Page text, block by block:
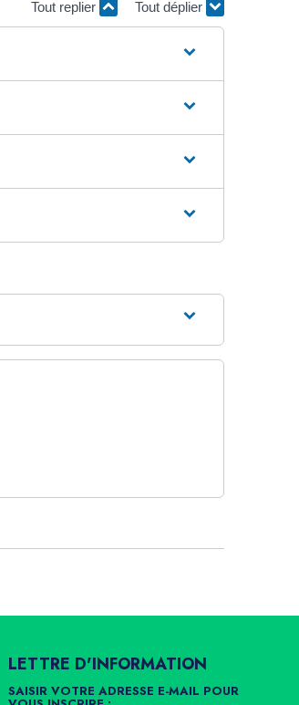
Tout replier Tout déplier
LETTRE D'INFORMATION
SAISIR VOTRE ADRESSE E-MAIL POUR